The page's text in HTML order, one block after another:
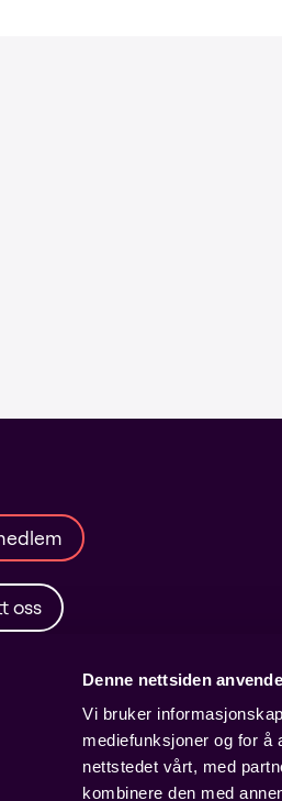
Denne nettsiden
Vi bruker
mediefunksjoner og for å
nettstedet vårt, med
kombinere den med
oss